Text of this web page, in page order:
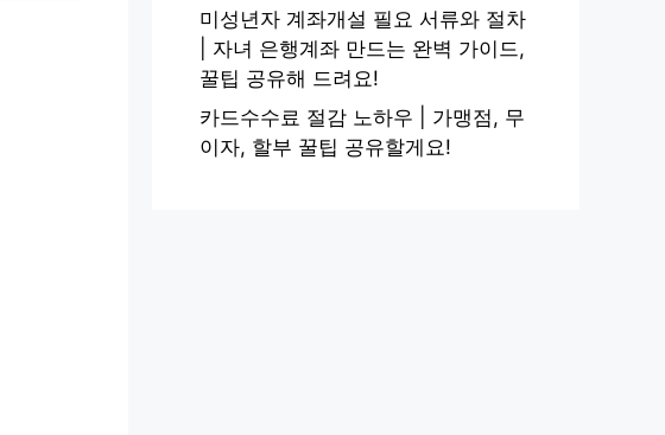
미성년자 계좌개설 필요 서류와 절차
| 자녀 은행계좌 만드는 완벽 가이드,
꿀팁 공유해 드려요!
카드수수료 절감 노하우 | 가맹점, 무
이자, 할부 꿀팁 공유할게요!